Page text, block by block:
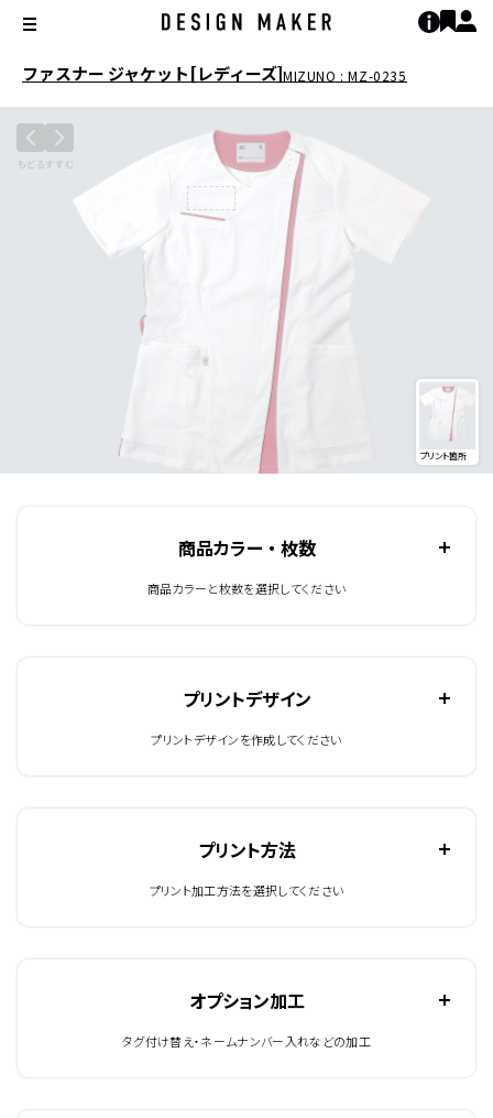
ファスナー ジャケット[レディーズ]MIZUNO : MZ-0235
プリント箇所
商品カラー ・ 枚数
商品カラーと枚数を選択してください
プリントデザイン
プリントデザインを作成してください
プリント方法
プリント加工方法を選択してください
オプション加工
タグ付け替え・ネームナンバー入れなどの加工